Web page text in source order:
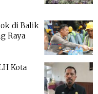
di Balik
Raya
Kota